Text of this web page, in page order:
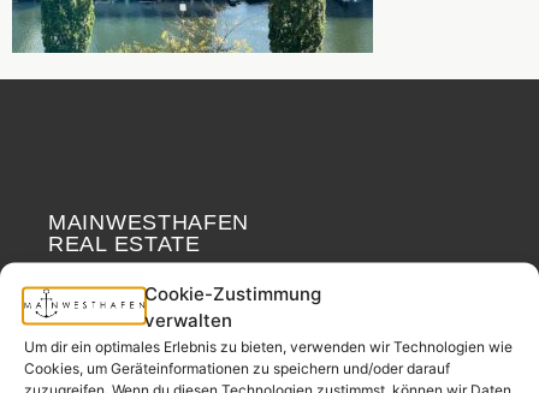
Cookie-Zustimmung
verwalten
Um dir ein optimales Erlebnis zu bieten, verwenden wir Technologien wie
Cookies, um Geräteinformationen zu speichern und/oder darauf
zuzugreifen. Wenn du diesen Technologien zustimmst, können wir Daten
MAINWESTHAFEN
REAL ESTATE
Your neighborhood
real estate partner.
– since 2017.